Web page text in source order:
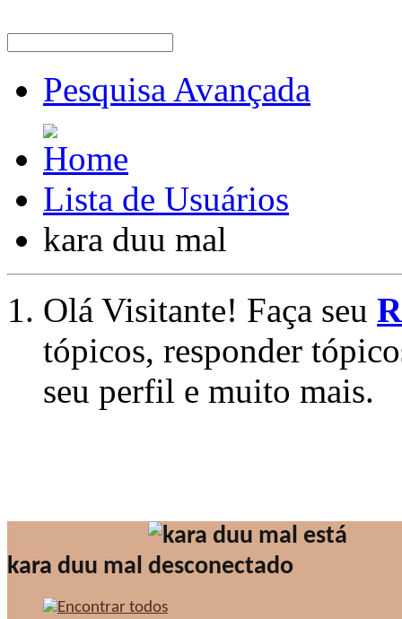
Pesquisa Avançada
Lista de Usuários
kara duu mal
Olá Visitante! Faça seu
tópicos, responder
seu perfil e muito mais.
kara duu mal